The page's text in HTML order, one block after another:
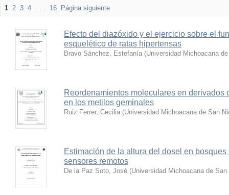
1 2 3 4 . . . 16 Página siguiente
Efecto del diazóxido y el ejercicio sobre el
esquelético de ratas hipertensas
Bravo Sánchez, Estefanía (Universidad Michoacana
Reordenamientos moleculares en
en los metilos geminales
Ruiz Ferrer, Cecilia (Universidad Michoacana de San
Estimación de la altura del dosel en
sensores remotos
De la Paz Soto, José (Universidad Michoacana de